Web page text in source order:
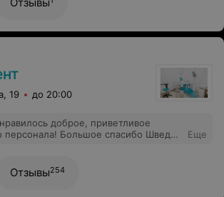
19 до 20:00
доброе, приветливое
персонала! Большое спасибо Шведу
Еще
Отзывы254